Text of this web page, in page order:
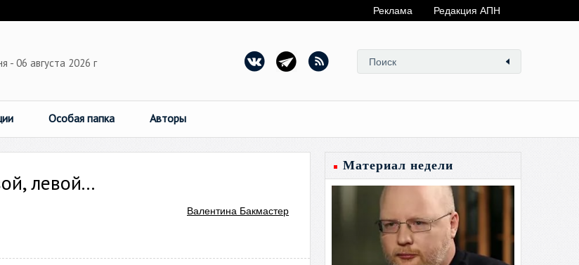
Реклама Редакция АПН
- 06 августа 2026 г
Особая папка Авторы
левой...
Валентина Бакмастер
Материал недели